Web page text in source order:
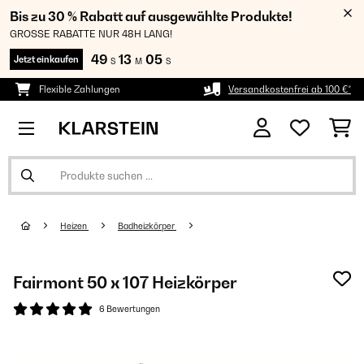
Bis zu 30 % Rabatt auf ausgewählte Produkte!
GROSSE RABATTE NUR 48H LANG!
Jetzt einkaufen 49 S 13 M 04 S
Flexible Zahlungen Versandkostenfrei ab 100 €*
Heizen Badheizkörper
Fairmont 50 x 107 Heizkörper
6 Bewertungen